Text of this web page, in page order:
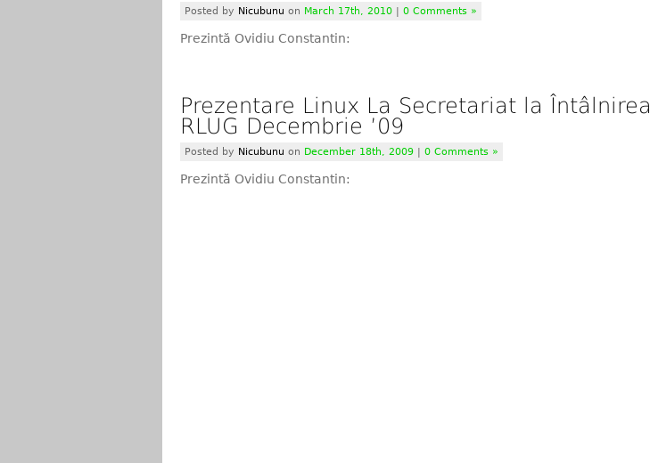
Posted by Nicubunu on March 17th, 2010 | 0 Comments »
Prezintă Ovidiu Constantin:
Prezentare Linux La Secretariat la Întâlnirea
RLUG Decembrie ’09
Posted by Nicubunu on December 18th, 2009 | 0 Comments »
Prezintă Ovidiu Constantin: